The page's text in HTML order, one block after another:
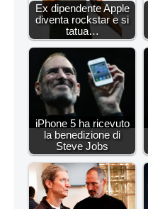
Ex dipendente Apple
diventa rockstar e si
tatua…
iPhone 5 ha ricevuto
la benedizione di
Steve Jobs